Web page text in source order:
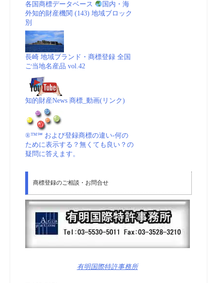
各国商標データベース
国内・海
外知的財産機関 (143) 地域ブロック
別
長崎 地域ブランド・商標登録 全国
ご当地名産品 vol.42
知的財産News 商標_動画(リンク)
®™℠ および登録商標の違い-何の
ために表示する？無くても良い？の
疑問に答えます。
商標登録のご相談・お問合せ
有明国際特許事務所